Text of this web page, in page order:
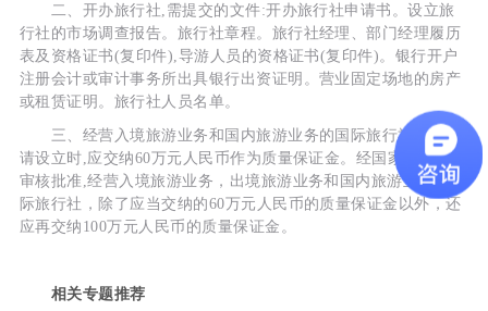
二、开办旅行社,需提交的文件:开办旅行社申请书。设立旅
行社的市场调查报告。旅行社章程。旅行社经理、部门经理履历
表及资格证书(复印件),导游人员的资格证书(复印件)。银行开户
注册会计或审计事务所出具银行出资证明。营业固定场地的房产
或租赁证明。旅行社人员名单。
三、经营入境旅游业务和国内旅游业务的国际旅行社，在申
请设立时,应交纳60万元人民币作为质量保证金。经国家旅游局的
审核批准,经营入境旅游业务，出境旅游业务和国内旅游业务的国
际旅行社，除了应当交纳的60万元人民币的质量保证金以外，还
应再交纳100万元人民币的质量保证金。
相关专题推荐